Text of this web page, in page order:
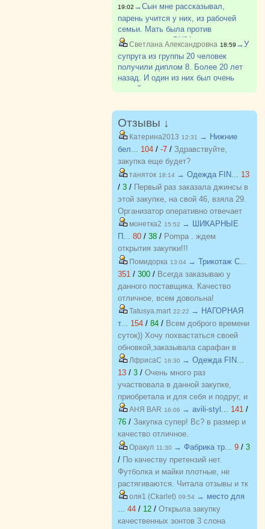
https://vk.ru/photo93860126_457248862
19:02 →Сын мне рассказывал,
парень учится у них, из рабочей
семьи. Мать была против
поступления в ВУЗ(парень
поступил). Говорила ему после
школы идти работать на завод. Как-
то так.
Светлана Александровна 18:59 →У
супруга из группы 20 человек
получили диплом 8. Более 20 лет
назад. И один из них был очень
умный парень из деревни, не
работать и много пропускать. Был
самым лучшим в группе. И так
бывает.
Отзывы ↓
Катерина2013 12:31
→ Нижние
бел... 104 / -7 / Здравствуйте,
закупка еще будет?
таняток 18:14 → Одежда FIN... 13
/ 3 / Первый раз заказала джинсы в
этой закупке, на свой 46, взяла 29.
Организатор оперативно отвечает
на вопросы. Спасибо!!!
монетка2 15:52 → ШИКАРНЫЕ
П... 80 / 38 / Pompa . ждем
открытия закупки!!!
Помидорка 13:04 → Трикотаж C...
351 / 300 / Всегда заказываю у
данного поставщика. Качество
отличное, всем довольна!
Tatusya.mart 22:22 → НАГОРНАЯ
т... 154 / 84 / Всем доброго времени
суток)) Хочу похвастаться своей
обновкой,заказывала сарафан в
закупке (Нагорная трикотаж) и
осталась в полном восторге от
качества)) Соответствие
размерности и качество Выше
всяких похвал))
ЛфрисаС 16:30 → Одежда FIN...
13 / 3 / Очень много раз
участвовала в данной закупке,
приобретала и для себя и подруг, и
джинсы, и джемпера, и платья, и
блузки, вещи качественные,
соответствуют размеру и
описанию, организатор умничка
всегда оперативно отвечает, с
удовольствием буду участвовать
еще!
АНЯ BAR 16:06 → avili-styl... 141 /
76 / Закупка супер! Вс? в размер и
качество отличное.
Оракул 11:30 → Фабрика тр... 9 / 3
/ По качеству претензий нет.
Футболка и майки плотные, не
растягиваются. Читала отзывы и тк
люблю не в облипку вещи, на свой
46р-р заказала все вещи 48, все
равно получилось в облипку, и на
оля1 (Ckarlet) 09:54 → место для
... 44 / 12 / Открыла закупку
качественных зонтов 3 слона